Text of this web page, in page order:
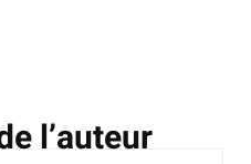
l’auteur